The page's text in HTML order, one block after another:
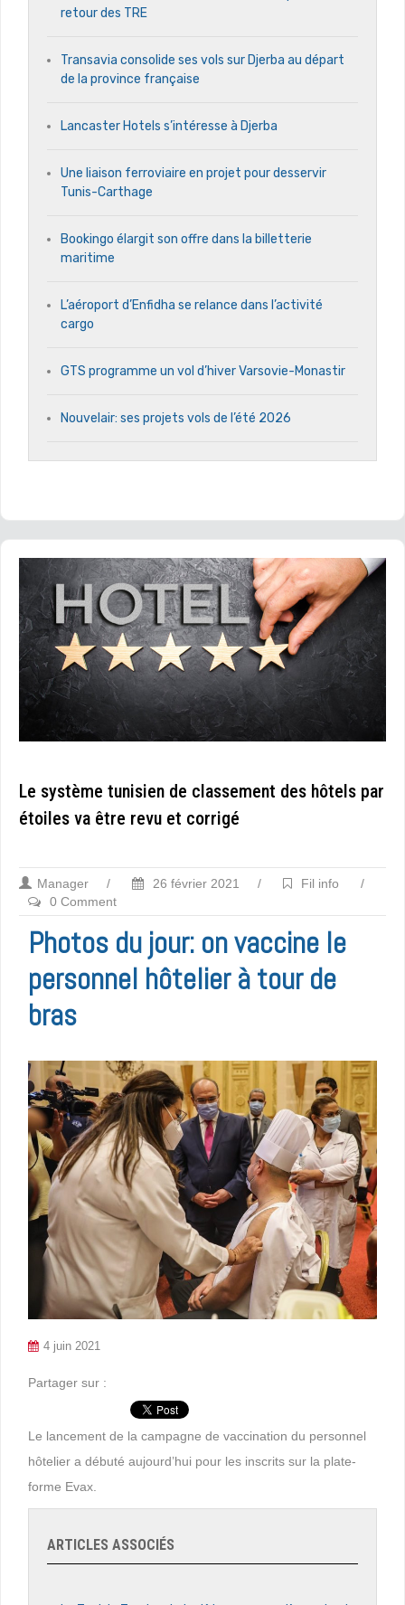
retour des TRE
Transavia consolide ses vols sur Djerba au départ
de la province française
Lancaster Hotels s’intéresse à Djerba
Une liaison ferroviaire en projet pour desservir
Tunis-Carthage
Bookingo élargit son offre dans la billetterie
maritime
L’aéroport d’Enfidha se relance dans l’activité
cargo
GTS programme un vol d’hiver Varsovie-Monastir
Nouvelair: ses projets vols de l’été 2026
Le système tunisien de classement des hôtels par
étoiles va être revu et corrigé
Manager / 26 février 2021 / Fil info
/
0 Comment
Photos du jour: on vaccine le
personnel hôtelier à tour de
bras
4 juin 2021
Partager sur :
Le lancement de la campagne de vaccination du personnel
hôtelier a débuté aujourd’hui pour les inscrits sur la plate-
forme Evax.
ARTICLES ASSOCIÉS